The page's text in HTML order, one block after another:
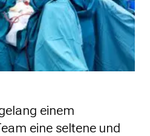
einem
eine seltene und